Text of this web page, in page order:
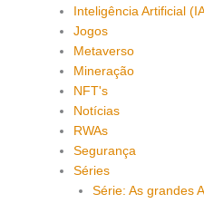
Inteligência Artificial
Jogos
Metaverso
Mineração
NFT's
Notícias
RWAs
Segurança
Séries
Série: As grandes